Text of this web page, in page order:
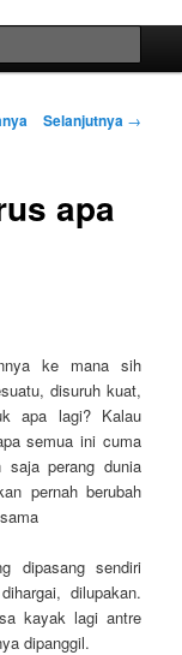
Selanjutnya →
apa
ke mana sih
disuruh kuat,
apa lagi? Kalau
semua ini cuma
saja perang dunia
pernah berubah
dipasang sendiri
dilupakan.
kayak lagi antre
dipanggil.